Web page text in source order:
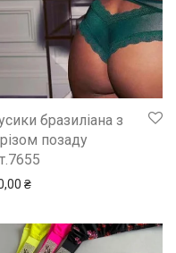
бразиліана з
позаду
₴